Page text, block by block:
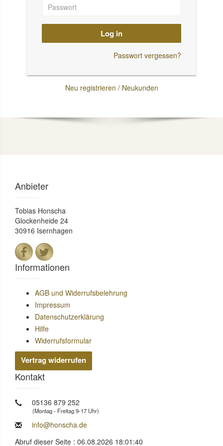
Log in
Passwort vergessen?
Neu registrieren / Neukunden
Anbieter
Tobias Honscha
Glockenheide 24
30916 Isernhagen
Informationen
AGB und Widerrufsbelehrung
Impressum
Datenschutzerklärung
Hilfe
Widerrufsformular
Vertrag widerrufen
Kontakt
05136 879 252
(Montag - Freitag 9-17 Uhr)
info@honscha.de
Abruf dieser Seite : 06.08.2026 18:01:40